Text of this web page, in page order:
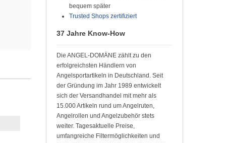
bequem später
Trusted Shops zertifiziert
37 Jahre Know-How
Die ANGEL-DOMÄNE zählt zu den
erfolgreichsten Händlern von
Angelsportartikeln in Deutschland. Seit
der Gründung im Jahr 1989 entwickelt
sich der Versandhandel mit mehr als
15.000 Artikeln rund um Angelruten,
Angelrollen und Angelzubehör stets
weiter. Tagesaktuelle Preise,
umfangreiche Filtermöglichkeiten und